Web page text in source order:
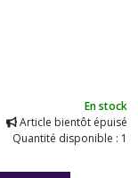
En stock
Article bientôt épuisé
Quantité disponible : 1